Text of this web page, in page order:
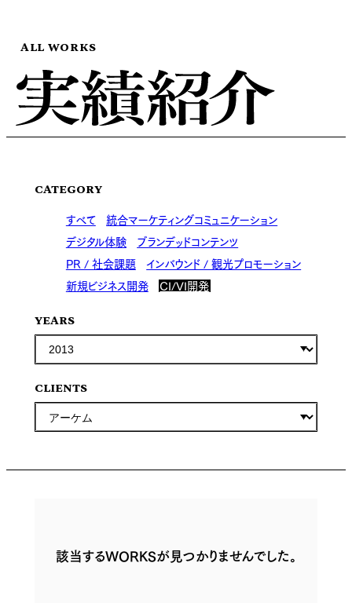
ALL WORKS
CATEGORY
すべて 統合マーケティングコミュニケーション
デジタル体験
ブランデッドコンテンツ
PR / 社会課題 インバウンド / 観光プロモーション
新規ビジネス開発
CI/VI開発
YEARS
CLIENTS
該当するWORKSが見つかりませんでした。